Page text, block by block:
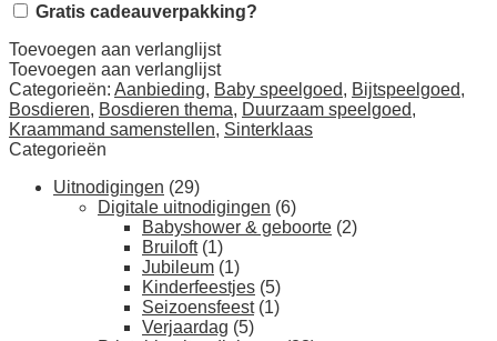
in
Uil
aantal
Gratis cadeauverpakking?
Toevoegen aan verlanglijst
Toevoegen aan verlanglijst
Categorieën: Aanbieding, Baby speelgoed, Bijtspeelgoed,
Bosdieren, Bosdieren thema, Duurzaam speelgoed,
Kraammand samenstellen, Sinterklaas
Categorieën
Uitnodigingen (29)
Digitale uitnodigingen (6)
Babyshower & geboorte (2)
Bruiloft (1)
Jubileum (1)
Kinderfeestjes (5)
Seizoensfeest (1)
Verjaardag (5)